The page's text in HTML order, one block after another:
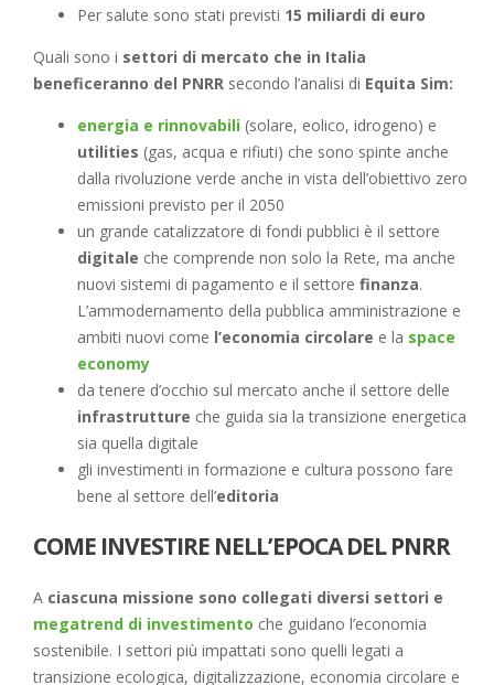
Per salute sono stati previsti 15 miliardi di euro
Quali sono i settori di mercato che in Italia
beneficeranno del PNRR secondo l’analisi di Equita Sim:
energia e rinnovabili (solare, eolico, idrogeno) e
utilities (gas, acqua e rifiuti) che sono spinte anche
dalla rivoluzione verde anche in vista dell’obiettivo zero
emissioni previsto per il 2050
un grande catalizzatore di fondi pubblici è il settore
digitale che comprende non solo la Rete, ma anche
nuovi sistemi di pagamento e il settore finanza.
L’ammodernamento della pubblica amministrazione e
ambiti nuovi come l’economia circolare e la space
economy
da tenere d’occhio sul mercato anche il settore delle
infrastrutture che guida sia la transizione energetica
sia quella digitale
gli investimenti in formazione e cultura possono fare
bene al settore dell’editoria
COME INVESTIRE NELL’EPOCA DEL PNRR
A ciascuna missione sono collegati diversi settori e
megatrend di investimento che guidano l’economia
sostenibile. I settori più impattati sono quelli legati a
transizione ecologica, digitalizzazione, economia circolare e